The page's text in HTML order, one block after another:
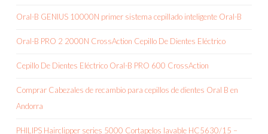
Oral-B GENIUS 10000N primer sistema cepillado inteligente Oral-B
Oral-B PRO 2 2000N CrossAction Cepillo De Dientes Eléctrico
Cepillo De Dientes Eléctrico Oral-B PRO 600 CrossAction
Comprar Cabezales de recambio para cepillos de dientes Oral B en
Andorra
PHILIPS Hairclipper series 5000 Cortapelos lavable HC5630/15 –